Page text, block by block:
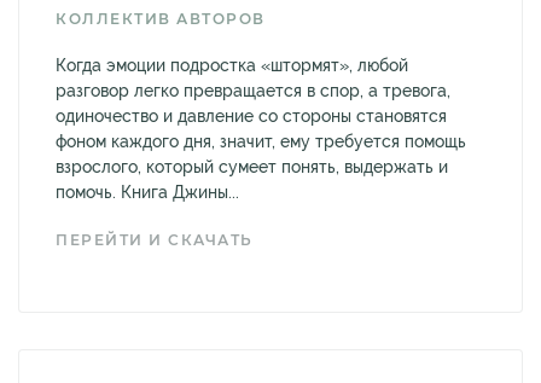
КОЛЛЕКТИВ АВТОРОВ
Когда эмоции подростка «штормят», любой
разговор легко превращается в спор, а тревога,
одиночество и давление со стороны становятся
фоном каждого дня, значит, ему требуется помощь
взрослого, который сумеет понять, выдержать и
помочь. Книга Джины...
ПЕРЕЙТИ И СКАЧАТЬ